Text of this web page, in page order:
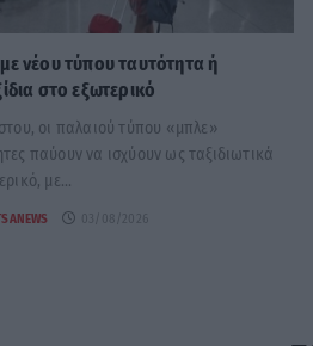
νέου τύπου ταυτότητα ή
στο εξωτερικό
οι παλαιού τύπου «μπλε»
παύουν να ισχύουν ως ταξιδιωτικά
με...
03/08/2026